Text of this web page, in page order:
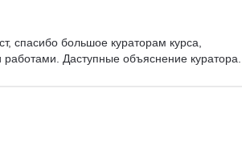
спасибо большое кураторам курса,
Даступные объяснение куратора.